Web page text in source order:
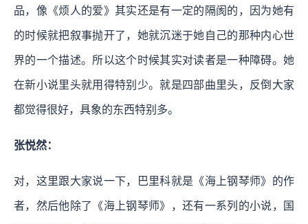
品，像《烦人的爱》其实还是有一定的隔阂的，因为她有
的时候就把叙事抛开了，她就沉迷于她自己的那种内心世
界的一个描述。所以这个时候其实对读者是一种障碍。她
在新小说里头就用得特别少。就是四部曲里头，反倒大家
都觉得很好，具象的东西特别多。
张悦然：
对，这里跟大家说一下，巴里科就是《海上钢琴师》的作
者，然后他除了《海上钢琴师》，还有一系列的小说，国